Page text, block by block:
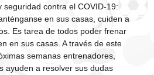
seguridad contra el COVID-19:
en sus casas, cuiden a
Es tarea de todos poder frenar
en sus casas. A través de este
semanas entrenadores,
ayuden a resolver sus dudas